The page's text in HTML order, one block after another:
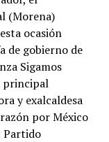
(Morena)
ocasión
de gobierno de
Sigamos
principal
y exalcaldesa
por México
Partido